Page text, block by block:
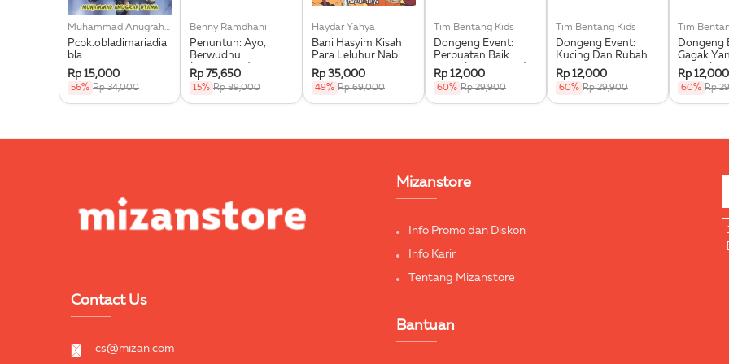
Muhammad Anugrah Utama
Pcpk.obladimariadia
bla
Rp 15,000
56% Rp 34,000
Benny Ramdhani
Penuntun: Ayo,
Berwudhu
(Boardbook)
Rp 75,650
15% Rp 89,000
Haydar Yahya
Bani Hasyim Kisah
Para Leluhur Nabi
Muhammad Saw.
Rp 35,000
49% Rp 69,000
Tim Bentang Kids
Dongeng Event:
Perbuatan Baik
Singa (Buku Event)
Rp 12,000
60% Rp 29,900
Tim Bentang Kids
Dongeng Event:
Kucing Dan Rubah
Yang Sombong
(Buku Event)
Rp 12,000
60% Rp 29,900
Tim
Dongeng
Gagak
Dipuji
Rp 12,000
60% Rp
Contact Us
cs@mizan.com
Mizanstore
Info Promo dan Diskon
Info Karir
Tentang Mizanstore
Bantuan